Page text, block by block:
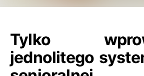
Tylko
jednolitego